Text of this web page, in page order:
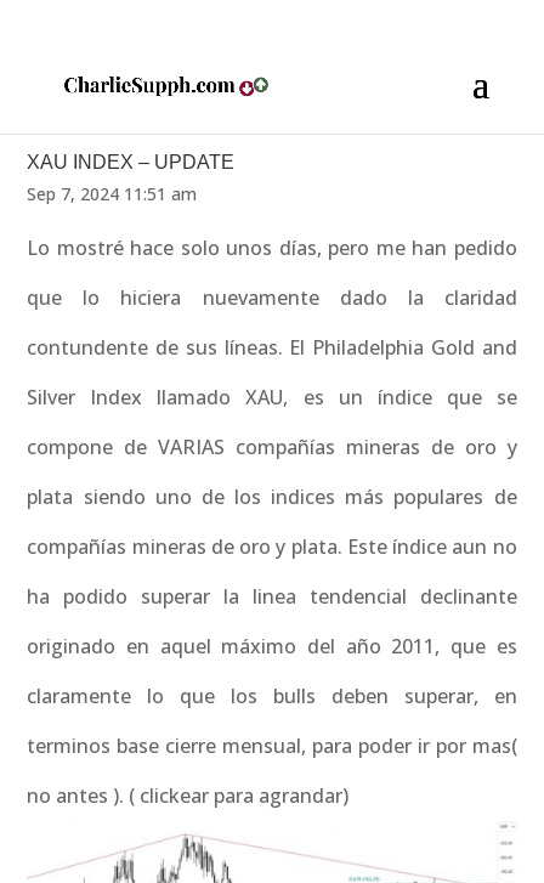
XAU INDEX – UPDATE
Sep 7, 2024 11:51 am
Lo mostré hace solo unos días, pero me han pedido
que lo hiciera nuevamente dado la claridad
contundente de sus líneas. El Philadelphia Gold and
Silver Index llamado XAU, es un índice que se
compone de VARIAS compañías mineras de oro y
plata siendo uno de los indices más populares de
compañías mineras de oro y plata. Este índice aun no
ha podido superar la linea tendencial declinante
originado en aquel máximo del año 2011, que es
claramente lo que los bulls deben superar, en
terminos base cierre mensual, para poder ir por mas(
no antes ). ( clickear para agrandar)